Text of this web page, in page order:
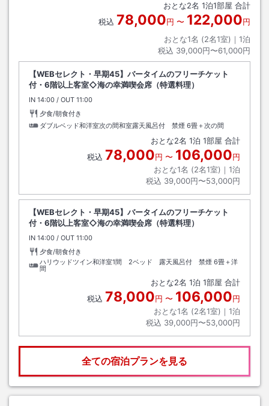
おとな2名 1泊1部屋 合計
税込 78,000円 〜 122,000円
おとな1名 (2名1室)｜ 1泊
税込 39,000円〜61,000円
【WEBセレクト・早期45】バータイムのフリーチケット
付・6階以上客室◇海の幸満喫会席（特選料理）
IN チェックイン
14:00 / OUT チェックアウト
11:00
夕食/朝食付き
ダブルベッド和洋室次の間和室露天風呂付 禁煙 6畳＋次の間
おとな2名 1泊 1部屋 合計
税込 78,000円 〜 106,000円
おとな1名 (2名1室)｜ 1泊
税込 39,000円〜53,000円
【WEBセレクト・早期45】バータイムのフリーチケット
付・6階以上客室◇海の幸満喫会席（特選料理）
IN チェックイン
14:00 / OUT チェックアウト
11:00
夕食/朝食付き
ハリウッドツイン和洋室1間 2ベッド 露天風呂付 禁煙 6畳＋洋
間
おとな2名 1泊 1部屋 合計
税込 78,000円 〜 106,000円
おとな1名 (2名1室)｜ 1泊
税込 39,000円〜53,000円
全ての宿泊プランを見る